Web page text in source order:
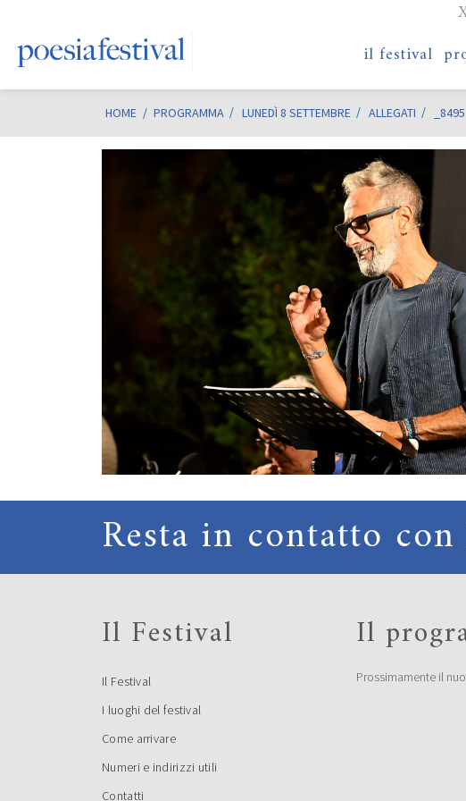
il festival
HOME / PROGRAMMA LUNEDÌ 8 SETTEMBRE ALLEGATI _8495
Resta in contatto
Il Festival
Il Festival
I luoghi del festival
Come arrivare
Numeri e indirizzi utili
Contatti
Il
Prossimamente il